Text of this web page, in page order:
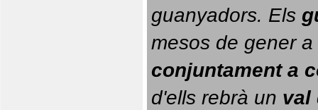
guanyadors. Els
conjuntament a
d'ells rebrà un val